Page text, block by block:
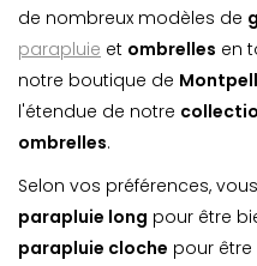
de nombreux modèles de
parapluie et ombrelles en
notre boutique de
l'étendue de notre
ombrelles.
Selon vos préférences,
parapluie long pour être
parapluie cloche pour être